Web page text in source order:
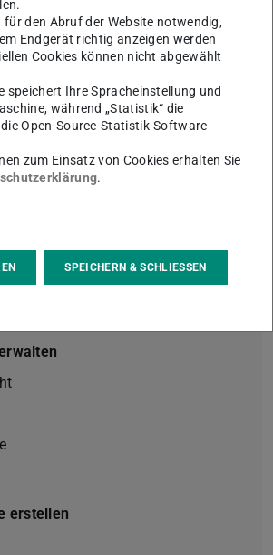
Rückgabe
Medien
erstellen
für den Abruf der Website notwendig,
Endgerät richtig anzeigen werden
Cookies können nicht abgewählt
speichert Ihre Spracheinstellung und
während „Statistik“ die
Open-Source-Statistik-Software
zum Einsatz von Cookies erhalten Sie
.
SPEICHERN & SCHLIESSEN